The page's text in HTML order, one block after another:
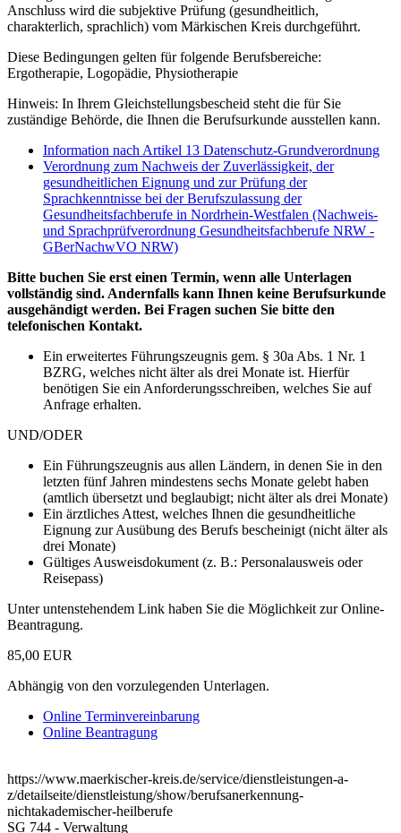
Anschluss wird die subjektive Prüfung (gesundheitlich,
charakterlich, sprachlich) vom Märkischen Kreis durchgeführt.
Diese Bedingungen gelten für folgende Berufsbereiche:
Ergotherapie, Logopädie, Physiotherapie
Hinweis: In Ihrem Gleichstellungsbescheid steht die für Sie
zuständige Behörde, die Ihnen die Berufsurkunde ausstellen kann.
Information nach Artikel 13 Datenschutz-Grundverordnung
Verordnung zum Nachweis der Zuverlässigkeit, der
gesundheitlichen Eignung und zur Prüfung der
Sprachkenntnisse bei der Berufszulassung der
Gesundheitsfachberufe in Nordrhein-Westfalen (Nachweis-
und Sprachprüfverordnung Gesundheitsfachberufe NRW -
GBerNachwVO NRW)
Bitte buchen Sie erst einen Termin, wenn alle Unterlagen
vollständig sind. Andernfalls kann Ihnen keine Berufsurkunde
ausgehändigt werden. Bei Fragen suchen Sie bitte den
telefonischen Kontakt.
Ein erweitertes Führungszeugnis gem. § 30a Abs. 1 Nr. 1
BZRG, welches nicht älter als drei Monate ist. Hierfür
benötigen Sie ein Anforderungsschreiben, welches Sie auf
Anfrage erhalten.
UND/ODER
Ein Führungszeugnis aus allen Ländern, in denen Sie in den
letzten fünf Jahren mindestens sechs Monate gelebt haben
(amtlich übersetzt und beglaubigt; nicht älter als drei Monate)
Ein ärztliches Attest, welches Ihnen die gesundheitliche
Eignung zur Ausübung des Berufs bescheinigt (nicht älter als
drei Monate)
Gültiges Ausweisdokument (z. B.: Personalausweis oder
Reisepass)
Unter untenstehendem Link haben Sie die Möglichkeit zur Online-
Beantragung.
85,00 EUR
Abhängig von den vorzulegenden Unterlagen.
Online Terminvereinbarung
Online Beantragung
https://www.maerkischer-kreis.de/service/dienstleistungen-a-
z/detailseite/dienstleistung/show/berufsanerkennung-
nichtakademischer-heilberufe
SG 744 - Verwaltung